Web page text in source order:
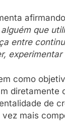
que
entre
como
diretamente
de
mais